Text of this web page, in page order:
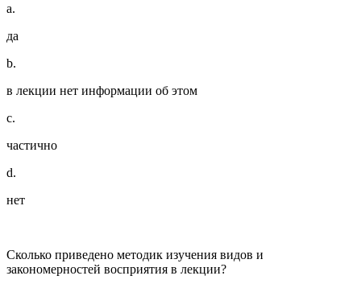
a.
да
b.
в лекции нет информации об этом
c.
частично
d.
нет
Сколько приведено методик изучения видов и
закономерностей восприятия в лекции?